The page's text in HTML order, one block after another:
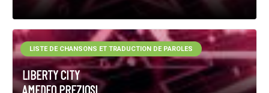
LIBERTY CITY
AMEDEO PREZIOSI
LISTE DE CHANSONS ET TRADUCTION DE PAROLES